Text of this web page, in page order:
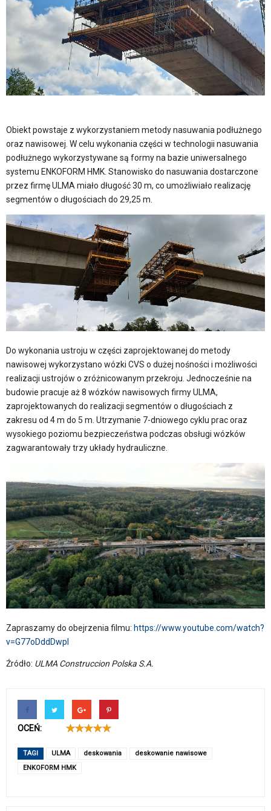
Obiekt powstaje z wykorzystaniem metody nasuwania podłużnego
oraz nawisowej. W celu wykonania części w technologii nasuwania
podłużnego wykorzystywane są formy na bazie uniwersalnego
systemu ENKOFORM HMK. Stanowisko do nasuwania dostarczone
przez firmę ULMA miało długość 30 m, co umożliwiało realizację
segmentów o długościach do 29,25 m.
Do wykonania ustroju w części zaprojektowanej do metody
nawisowej wykorzystano wózki CVS o dużej nośności i możliwości
realizacji ustrojów o zróżnicowanym przekroju. Jednocześnie na
budowie pracuje aż 8 wózków nawisowych firmy ULMA,
zaprojektowanych do realizacji segmentów o długościach z
zakresu od 4 m do 5 m. Utrzymanie 7-dniowego cyklu prac oraz
wysokiego poziomu bezpieczeństwa podczas obsługi wózków
zagwarantowały trzy układy hydrauliczne.
Zapraszamy do obejrzenia filmu: https://www.youtube.com/watch?
v=G77oDddDwpI
Źródło: ULMA Construccion Polska S.A.
OCEŃ:
TAGI ULMA deskowania
deskowanie nawisowe
ENKOFORM HMK